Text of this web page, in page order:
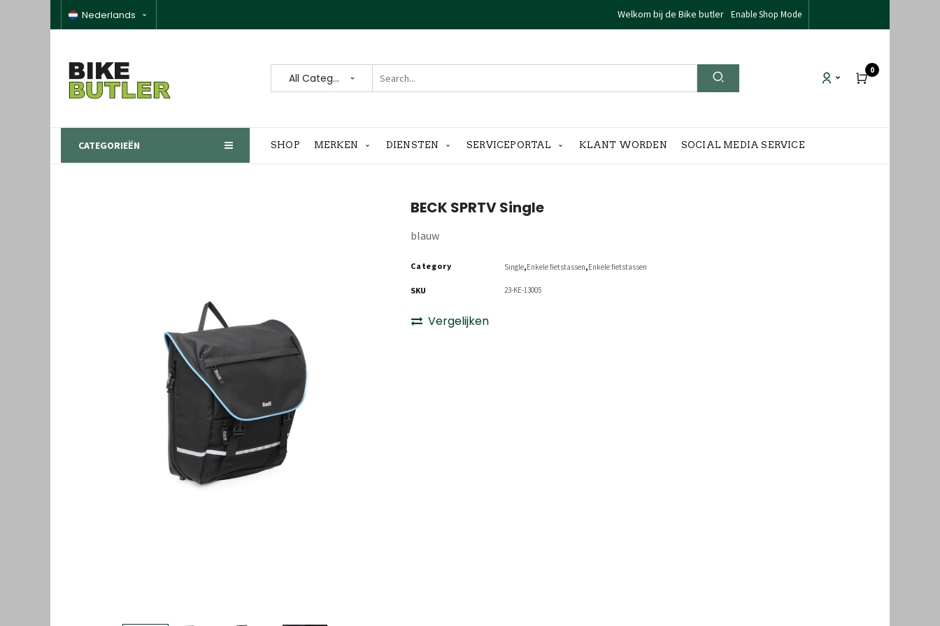
Nederlands Welkom bij de Bike butler Enable Shop Mode
All Categories
0
CATEGORIEËN SHOP MERKEN DIENSTEN SERVICEPORTAL KLANT WORDEN SOCIAL MEDIA SERVICE
BECK SPRTV Single
blauw
Category Single,Enkele fietstassen,Enkele fietstassen
SKU 23-KE-13005
Vergelijken